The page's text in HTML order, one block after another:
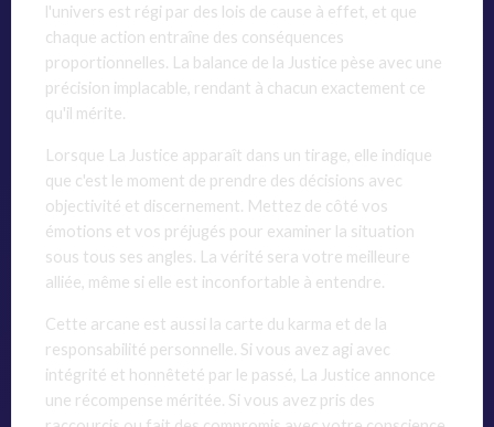
l'univers est régi par des lois de cause à effet, et que
chaque action entraîne des conséquences
proportionnelles. La balance de la Justice pèse avec une
précision implacable, rendant à chacun exactement ce
qu'il mérite.
Lorsque La Justice apparaît dans un tirage, elle indique
que c'est le moment de prendre des décisions avec
objectivité et discernement. Mettez de côté vos
émotions et vos préjugés pour examiner la situation
sous tous ses angles. La vérité sera votre meilleure
alliée, même si elle est inconfortable à entendre.
Cette arcane est aussi la carte du karma et de la
responsabilité personnelle. Si vous avez agi avec
intégrité et honnêteté par le passé, La Justice annonce
une récompense méritée. Si vous avez pris des